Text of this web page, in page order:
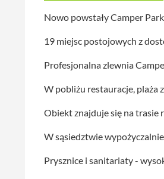
Nowo powstały Camper
19 miejsc postojowych z
Profesjonalna zlewnia
W pobliżu restauracje, plaża
Obiekt znajduje się na trasie
W sąsiedztwie
Prysznice i sanitariaty -